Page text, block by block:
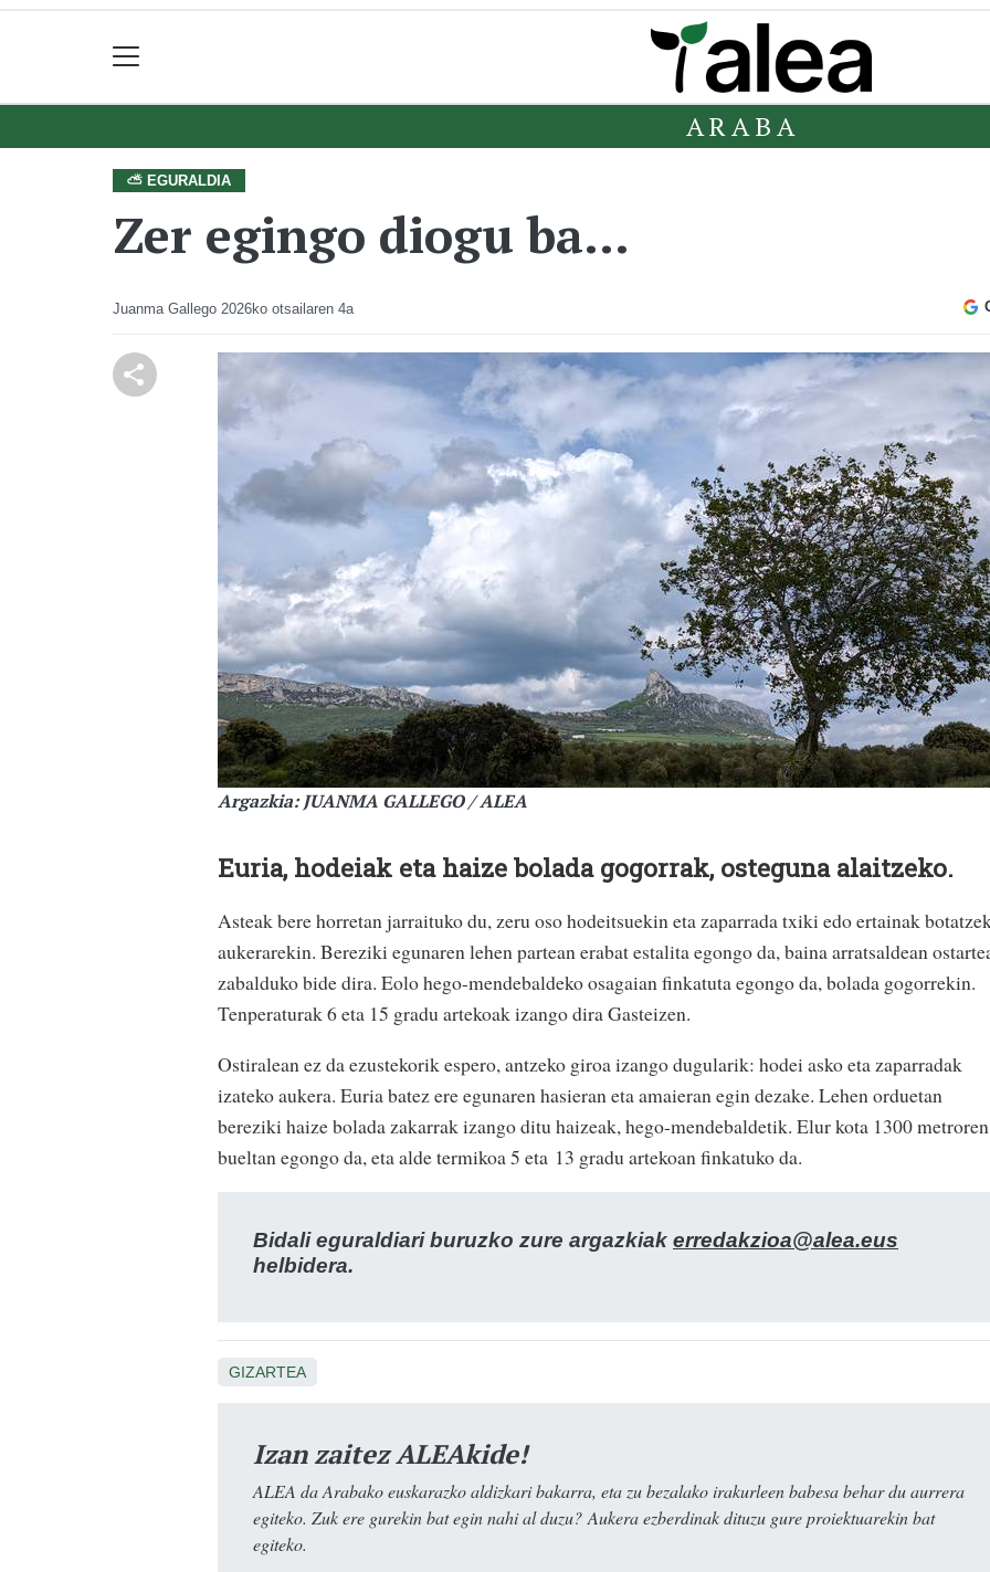
ARABA
⛅ EGURALDIA
Zer egingo diogu ba…
Juanma Gallego 2026ko otsailaren 4a
Argazkia: JUANMA GALLEGO / ALEA
Euria, hodeiak eta haize bolada gogorrak, osteguna alaitzeko.
Asteak bere horretan jarraituko du, zeru oso hodeitsuekin eta zaparrada txiki edo ertainak
aukerarekin. Bereziki egunaren lehen partean erabat estalita egongo da, baina arratsaldean
zabalduko bide dira. Eolo hego-mendebaldeko osagaian finkatuta egongo da, bolada gogorrekin.
Tenperaturak 6 eta 15 gradu artekoak izango dira Gasteizen.
Ostiralean ez da ezustekorik espero, antzeko giroa izango dugularik: hodei asko eta zaparradak
izateko aukera. Euria batez ere egunaren hasieran eta amaieran egin dezake. Lehen orduetan
bereziki haize bolada zakarrak izango ditu haizeak, hego-mendebaldetik. Elur kota 1300 metroren
bueltan egongo da, eta alde termikoa 5 eta 13 gradu artekoan finkatuko da.
Bidali eguraldiari buruzko zure argazkiak erredakzioa@alea.eus
helbidera.
GIZARTEA
Izan zaitez ALEAkide!
ALEA da Arabako euskarazko aldizkari bakarra, eta zu bezalako irakurleen babesa behar du aurrera
egiteko. Zuk ere gurekin bat egin nahi al duzu? Aukera ezberdinak dituzu gure proiektuarekin bat
egiteko.